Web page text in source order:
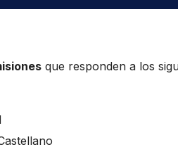
que responden a los